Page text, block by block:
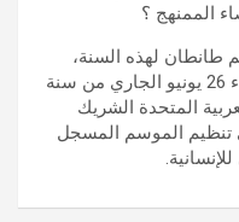
الممنهج ؟
النسخة 17 من موسم طانطان لهذه السنة،
يرتقب أن تنطلق فعالياتها يوم الأربعاء 26 يونيو الجاري من سنة
المتحدة الشريك
تنظيم الموسم المسجل